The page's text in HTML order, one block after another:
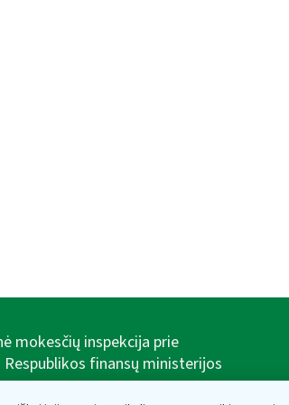
mokesčių inspekcija prie
Respublikos finansų ministerijos